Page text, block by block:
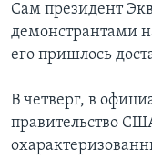
Сам президент
демонстрантами
его пришлось
В четверг, в
правительство